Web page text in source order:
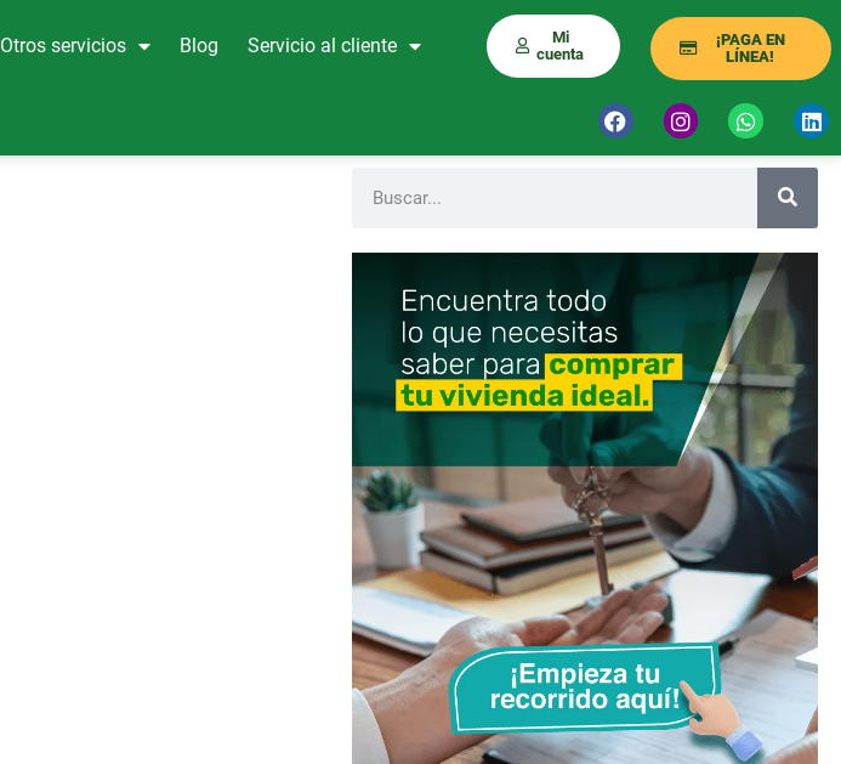
Otros servicios Blog Servicio al cliente
Mi
cuenta
¡PAGA EN
LÍNEA!